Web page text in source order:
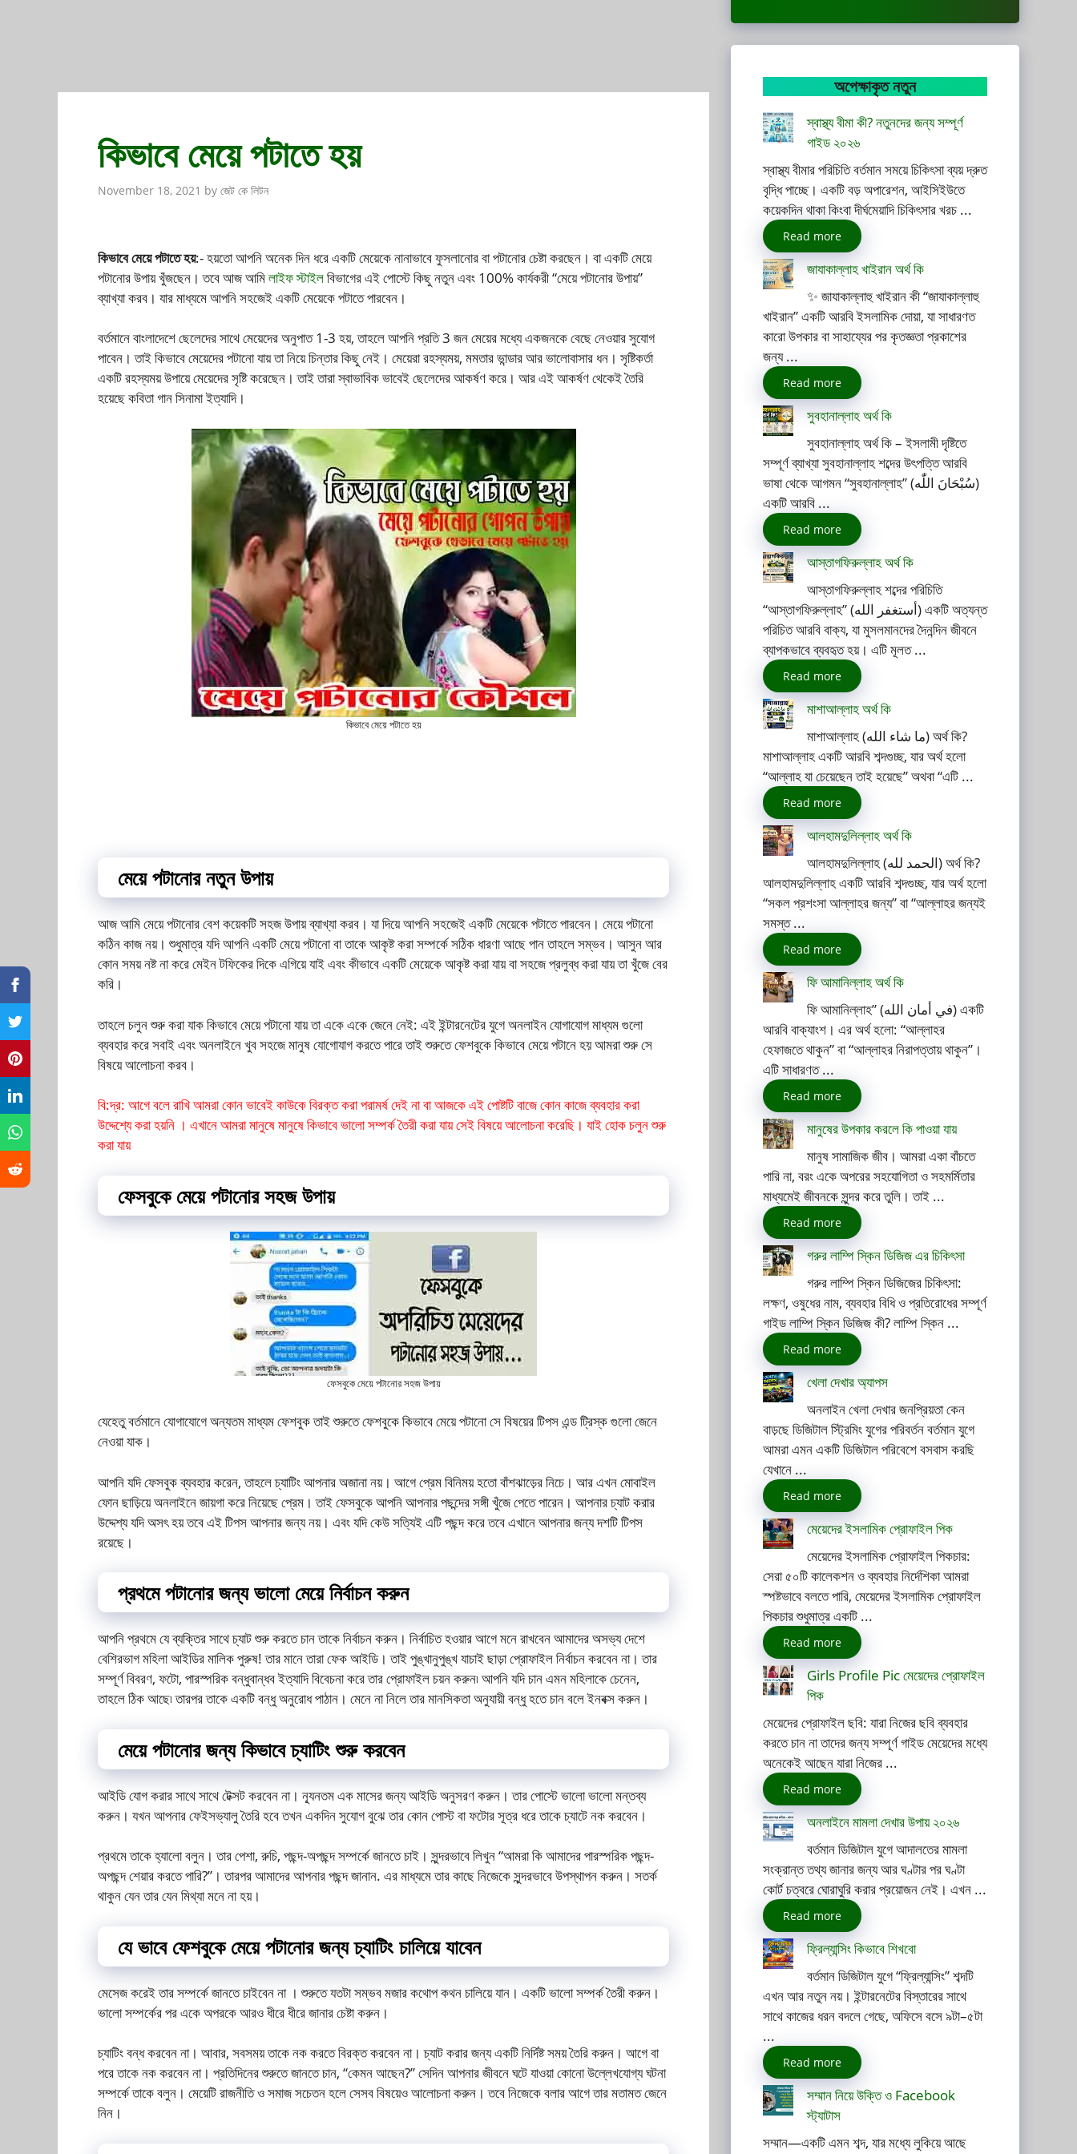
কিভাবে মেয়ে পটাতে হয়
November 18, 2021 by জেট কে লিটন
কিভাবে মেয়ে পটাতে হয়:- হয়তো আপনি অনেক দিন ধরে একটি মেয়েকে নানাভাবে ফুসলানোর বা পটানোর চেষ্টা করছেন। বা একটি মেয়ে
পটানোর উপায় খুঁজছেন। তবে আজ আমিলাইফ স্টাইলবিভাগের এই পোস্টে কিছু নতুন এবং 100% কার্যকরী “মেয়ে পটানোর উপায়”
ব্যাখ্যা করব। যার মাধ্যমে আপনি সহজেই একটি মেয়েকে পটাতে পারবেন।
বর্তমানে বাংলাদেশে ছেলেদের সাথে মেয়েদের অনুপাত 1-3 হয়, তাহলে আপনি প্রতি 3 জন মেয়ের মধ্যে একজনকে বেছে নেওয়ার সুযোগ
পাবেন। তাই কিভাবে মেয়েদের পটানো যায় তা নিয়ে চিন্তার কিছু নেই। মেয়েরা রহস্যময়, মমতার ভান্ডার আর ভালোবাসার ধন। সৃষ্টিকর্তা
একটি রহস্যময় উপায়ে মেয়েদের সৃষ্টি করেছেন। তাই তারা স্বাভাবিক ভাবেই ছেলেদের আকর্ষণ করে। আর এই আকর্ষণ থেকেই তৈরি
হয়েছে কবিতা গান সিনামা ইত্যাদি।
কিভাবে মেয়ে পটাতে হয়
মেয়ে পটানোর নতুন উপায়
আজ আমি মেয়ে পটানোর বেশ কয়েকটি সহজ উপায় ব্যাখ্যা করব। যা দিয়ে আপনি সহজেই একটি মেয়েকে পটাতে পারবেন। মেয়ে পটানো
কঠিন কাজ নয়। শুধুমাত্র যদি আপনি একটি মেয়ে পটানো বা তাকে আকৃষ্ট করা সম্পর্কে সঠিক ধারণা আছে পান তাহলে সম্ভব। আসুন আর
কোন সময় নষ্ট না করে মেইন টফিকের দিকে এগিয়ে যাই এবং কীভাবে একটি মেয়েকে আকৃষ্ট করা যায় বা সহজে প্রলুব্ধ করা যায় তা খুঁজে বের
করি।
তাহলে চলুন শুরু করা যাক কিভাবে মেয়ে পটানো যায় তা একে একে জেনে নেই: এই ইন্টারনেটের যুগে অনলাইন যোগাযোগ মাধ্যম গুলো
ব্যবহার করে সবাই এবং অনলাইনে খুব সহজে মানুষ যোগােযাগ করতে পারে তাই শুরুতে ফেশবুকে কিভাবে মেয়ে পটানে হয় আমরা শুরু সে
বিষয়ে আলোচনা করব।
বি:দ্র: আগে বলে রাখি আমরা কোন ভাবেই কাউকে বিরক্ত করা পরামর্ষ দেই না বা আজকে এই পোষ্টটি বাজে কোন কাজে ব্যবহার করা
উদ্দেশ্যে করা হয়নি । এখানে আমরা মানুষে মানুষে কিভাবে ভালো সম্পর্ক তৈরী করা যায় সেই বিষয়ে আলোচনা করেছি। যাই হোক চলুন শুরু
করা যায়
ফেসবুকে মেয়ে পটানোর সহজ উপায়
ফেসবুকে মেয়ে পটানোর সহজ উপায়
যেহেতু বর্তমানে যোগাযোগে অন্যতম মাধ্যম ফেশবুক তাই শুরুতে ফেশবুকে কিভাবে মেয়ে পটানো সে বিষয়ের টিপস এন্ড ট্রিস্ক গুলো জেনে
নেওয়া যাক।
আপনি যদি ফেসবুক ব্যবহার করেন, তাহলে চ্যাটিং আপনার অজানা নয়। আগে প্রেম বিনিময় হতো বাঁশঝাড়ের নিচে। আর এখন মোবাইল
ফোন ছাড়িয়ে অনলাইনে জায়গা করে নিয়েছে প্রেম। তাই ফেসবুকে আপনি আপনার পছন্দের সঙ্গী খুঁজে পেতে পারেন। আপনার চ্যাট করার
উদ্দেশ্য যদি অসৎ হয় তবে এই টিপস আপনার জন্য নয়। এবং যদি কেউ সত্যিই এটি পছন্দ করে তবে এখানে আপনার জন্য দশটি টিপস
রয়েছে।
প্রথমে পটানোর জন্য ভালো মেয়ে নির্বাচন করুন
আপনি প্রথমে যে ব্যক্তির সাথে চ্যাট শুরু করতে চান তাকে নির্বাচন করুন। নির্বাচিত হওয়ার আগে মনে রাখবেন আমাদের অসভ্য দেশে
বেশিরভাগ মহিলা আইডির মালিক পুরুষ! তার মানে তারা ফেক আইডি। তাই পুঙ্খানুপুঙ্খ যাচাই ছাড়া প্রোফাইল নির্বাচন করবেন না। তার
সম্পূর্ণ বিবরণ, ফটো, পারস্পরিক বন্ধুবান্ধব ইত্যাদি বিবেচনা করে তার প্রোফাইল চয়ন করুন৷ আপনি যদি চান এমন মহিলাকে চেনেন,
তাহলে ঠিক আছে৷ তারপর তাকে একটি বন্ধু অনুরোধ পাঠান। মেনে না নিলে তার মানসিকতা অনুযায়ী বন্ধু হতে চান বলে ইনবক্স করুন।
মেয়ে পটানোর জন্য কিভাবে চ্যাটিং শুরু করবেন
আইডি যোগ করার সাথে সাথে টেক্সট করবেন না। ন্যূনতম এক মাসের জন্য আইডি অনুসরণ করুন। তার পোস্টে ভালো ভালো মন্তব্য
করুন। যখন আপনার ফেইসভ্যালু তৈরি হবে তখন একদিন সুযোগ বুঝে তার কোন পোস্ট বা ফটোর সূত্র ধরে তাকে চ্যাটে নক করবেন।
প্রথমে তাকে হ্যালো বলুন। তার পেশা, রুচি, পছন্দ-অপছন্দ সম্পর্কে জানতে চাই। সুন্দরভাবে লিখুন “আমরা কি আমাদের পারস্পরিক পছন্দ-
অপছন্দ শেয়ার করতে পারি?”। তারপর আমাদের আপনার পছন্দ জানান. এর মাধ্যমে তার কাছে নিজেকে সুন্দরভাবে উপস্থাপন করুন। সতর্ক
থাকুন যেন তার যেন মিথ্যা মনে না হয়।
যে ভাবে ফেশবুকে মেয়ে পটানোর জন্য চ্যাটিং চালিয়ে যাবেন
মেসেজ করেই তার সম্পর্কে জানতে চাইবেন না । শুরুতে যতটা সম্ভব মজার কথোপ কথন চালিয়ে যান। একটি ভালো সম্পর্ক তৈরী করুন।
ভালো সম্পর্কের পর একে অপরকে আরও ধীরে ধীরে জানার চেষ্টা করুন।
চ্যাটিং বন্ধ করবেন না। আবার, সবসময় তাকে নক করতে বিরক্ত করবেন না। চ্যাট করার জন্য একটি নির্দিষ্ট সময় তৈরি করুন। আগে বা
পরে তাকে নক করবেন না। প্রতিদিনের শুরুতে জানতে চান, “কেমন আছেন?” সেদিন আপনার জীবনে ঘটে যাওয়া কোনো উল্লেখযোগ্য ঘটনা
সম্পর্কে তাকে বলুন। মেয়েটি রাজনীতি ও সমাজ সচেতন হলে সেসব বিষয়েও আলোচনা করুন। তবে নিজেকে বলার আগে তার মতামত জেনে
নিন।
অপেক্ষাকৃত নতুন
স্বাস্থ্য বীমা কী? নতুনদের জন্য সম্পূর্ণ
গাইড ২০২৬
স্বাস্থ্য বীমার পরিচিতি বর্তমান সময়ে চিকিৎসা ব্যয় দ্রুত
বৃদ্ধি পাচ্ছে। একটি বড় অপারেশন, আইসিইউতে
কয়েকদিন থাকা কিংবা দীর্ঘমেয়াদি চিকিৎসার খরচ ...
Read more
জাযাকাল্লাহ খাইরান অর্থ কি
✨ জাযাকাল্লাহু খাইরান কী “জাযাকাল্লাহু
খাইরান” একটি আরবি ইসলামিক দোয়া, যা সাধারণত
কারো উপকার বা সাহায্যের পর কৃতজ্ঞতা প্রকাশের
জন্য ...
Read more
সুবহানাল্লাহ অর্থ কি
সুবহানাল্লাহ অর্থ কি – ইসলামী দৃষ্টিতে
সম্পূর্ণ ব্যাখ্যা সুবহানাল্লাহ শব্দের উৎপত্তি আরবি
ভাষা থেকে আগমন “সুবহানাল্লাহ” (سُبْحَانَ اللّٰه)
একটি আরবি ...
Read more
আস্তাগফিরুল্লাহ অর্থ কি
আস্তাগফিরুল্লাহ শব্দের পরিচিতি
“আস্তাগফিরুল্লাহ” (أستغفر الله) একটি অত্যন্ত
পরিচিত আরবি বাক্য, যা মুসলমানদের দৈনন্দিন জীবনে
ব্যাপকভাবে ব্যবহৃত হয়। এটি মূলত ...
Read more
মাশাআল্লাহ অর্থ কি
মাশাআল্লাহ (ما شاء الله) অর্থ কি?
মাশাআল্লাহ একটি আরবি শব্দগুচ্ছ, যার অর্থ হলো
“আল্লাহ যা চেয়েছেন তাই হয়েছে” অথবা “এটি ...
Read more
আলহামদুলিল্লাহ অর্থ কি
আলহামদুলিল্লাহ (الحمد لله) অর্থ কি?
আলহামদুলিল্লাহ একটি আরবি শব্দগুচ্ছ, যার অর্থ হলো
“সকল প্রশংসা আল্লাহর জন্য” বা “আল্লাহর জন্যই
সমস্ত ...
Read more
ফি আমানিল্লাহ অর্থ কি
ফি আমানিল্লাহ” (في أمان الله) একটি
আরবি বাক্যাংশ। এর অর্থ হলো: “আল্লাহর
হেফাজতে থাকুন” বা “আল্লাহর নিরাপত্তায় থাকুন”।
এটি সাধারণত ...
Read more
মানুষের উপকার করলে কি পাওয়া যায়
মানুষ সামাজিক জীব। আমরা একা বাঁচতে
পারি না, বরং একে অপরের সহযোগিতা ও সহমর্মিতার
মাধ্যমেই জীবনকে সুন্দর করে তুলি। তাই ...
Read more
গরুর লাম্পি স্কিন ডিজিজ এর চিকিৎসা
গরুর লাম্পি স্কিন ডিজিজের চিকিৎসা:
লক্ষণ, ওষুধের নাম, ব্যবহার বিধি ও প্রতিরোধের সম্পূর্ণ
গাইড লাম্পি স্কিন ডিজিজ কী? লাম্পি স্কিন ...
Read more
খেলা দেখার অ্যাপস
অনলাইন খেলা দেখার জনপ্রিয়তা কেন
বাড়ছে ডিজিটাল স্ট্রিমিং যুগের পরিবর্তন বর্তমান যুগে
আমরা এমন একটি ডিজিটাল পরিবেশে বসবাস করছি
যেখানে ...
Read more
মেয়েদের ইসলামিক প্রোফাইল পিক
মেয়েদের ইসলামিক প্রোফাইল পিকচার:
সেরা ৫০টি কালেকশন ও ব্যবহার নির্দেশিকা আমরা
স্পষ্টভাবে বলতে পারি, মেয়েদের ইসলামিক প্রোফাইল
পিকচার শুধুমাত্র একটি ...
Read more
Girls Profile Pic মেয়েদের প্রোফাইল
পিক
মেয়েদের প্রোফাইল ছবি: যারা নিজের ছবি ব্যবহার
করতে চান না তাদের জন্য সম্পূর্ণ গাইড মেয়েদের মধ্যে
অনেকেই আছেন যারা নিজের ...
Read more
অনলাইনে মামলা দেখার উপায় ২০২৬
বর্তমান ডিজিটাল যুগে আদালতের মামলা
সংক্রান্ত তথ্য জানার জন্য আর ঘণ্টার পর ঘণ্টা
কোর্ট চত্বরে ঘোরাঘুরি করার প্রয়োজন নেই। এখন ...
Read more
ফ্রিল্যান্সিং কিভাবে শিখবো
বর্তমান ডিজিটাল যুগে “ফ্রিল্যান্সিং” শব্দটি
এখন আর নতুন নয়। ইন্টারনেটের বিস্তারের সাথে
সাথে কাজের ধরন বদলে গেছে, অফিসে বসে ৯টা–৫টা
...
Read more
সম্মান নিয়ে উক্তি ও Facebook
স্ট্যাটাস
সম্মান—একটি এমন শব্দ, যার মধ্যে লুকিয়ে আছে